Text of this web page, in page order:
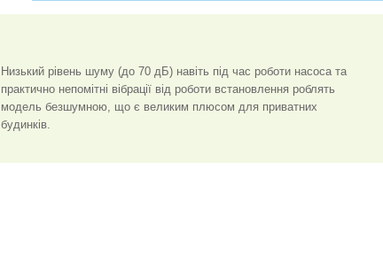
Низький рівень шуму (до 70 дБ) навіть під час роботи насоса та
практично непомітні вібрації від роботи встановлення роблять
модель безшумною, що є великим плюсом для приватних
будинків.